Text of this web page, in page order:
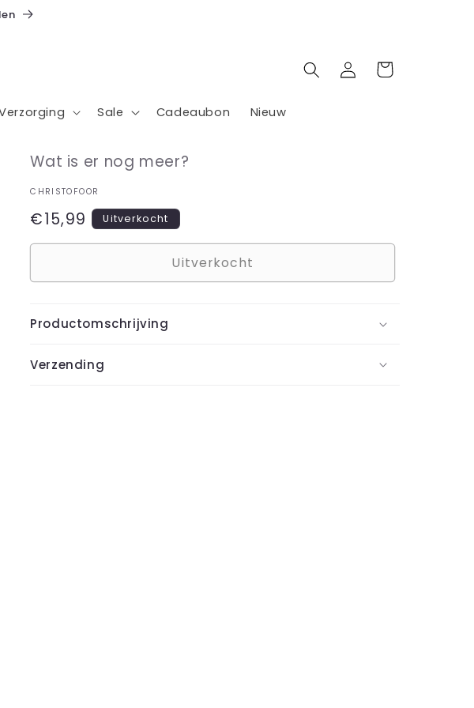
Sale Cadeaubon Nieuw
Inloggen
Winkelwagen
Wat is er nog meer?
CHRISTOFOOR
Normale
prijs
€15,99 Uitverkocht
Uitverkocht
Productomschrijving
Verzending